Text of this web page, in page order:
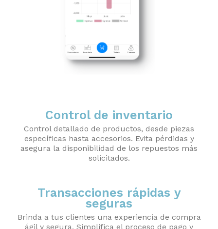
Control de inventario
Control detallado de productos, desde piezas
específicas hasta accesorios. Evita pérdidas y
asegura la disponibilidad de los repuestos más
solicitados.
Transacciones rápidas y
seguras
Brinda a tus clientes una experiencia de compra
ágil y segura. Simplifica el proceso de pago y